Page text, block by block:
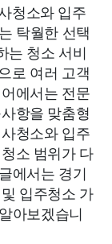
청소와 입주
탁월한 선택
는 청소 서비
로 여러 고객
에서는 전문
항을 맞춤형
청소와 입주
소 범위가 다
에서는 경기
입주청소 가
아보겠습니